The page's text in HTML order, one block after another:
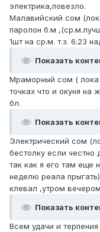
электрика,повезло.
Малавийский сом
паролон б.м
1шт на ср.м. т.з. 6.23
Показать
Мраморный сом ( лока
точках что и окуня на
бл.
Показать
Электрический сом
бестолку если
так как я его там еще
неделю реала
клевал ,утром
Показать
Всем удачи и терпения